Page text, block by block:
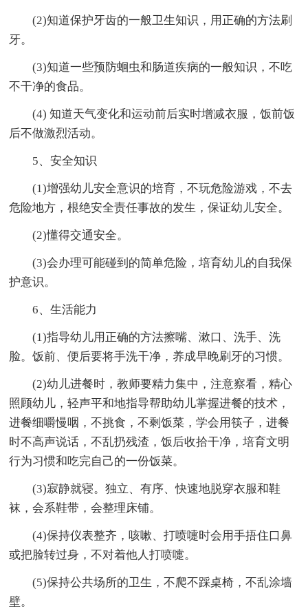
(2)知道保护牙齿的一般卫生知识，用正确的方法刷
牙。
(3)知道一些预防蛔虫和肠道疾病的一般知识，不吃
不干净的食品。
(4) 知道天气变化和运动前后实时增减衣服，饭前饭
后不做激烈活动。
5、安全知识
(1)增强幼儿安全意识的培育，不玩危险游戏，不去
危险地方，根绝安全责任事故的发生，保证幼儿安全。
(2)懂得交通安全。
(3)会办理可能碰到的简单危险，培育幼儿的自我保
护意识。
6、生活能力
(1)指导幼儿用正确的方法擦嘴、漱口、洗手、洗
脸。饭前、便后要将手洗干净，养成早晚刷牙的习惯。
(2)幼儿进餐时，教师要精力集中，注意察看，精心
照顾幼儿，轻声平和地指导帮助幼儿掌握进餐的技术，
进餐细嚼慢咽，不挑食，不剩饭菜，学会用筷子，进餐
时不高声说话，不乱扔残渣，饭后收拾干净，培育文明
行为习惯和吃完自己的一份饭菜。
(3)寂静就寝。独立、有序、快速地脱穿衣服和鞋
袜，会系鞋带，会整理床铺。
(4)保持仪表整齐，咳嗽、打喷嚏时会用手捂住口鼻
或把脸转过身，不对着他人打喷嚏。
(5)保持公共场所的卫生，不爬不踩桌椅，不乱涂墙
壁。